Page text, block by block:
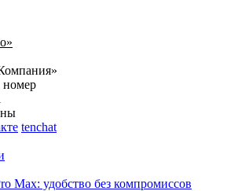
tenchat
Max: удобство без компромиссов